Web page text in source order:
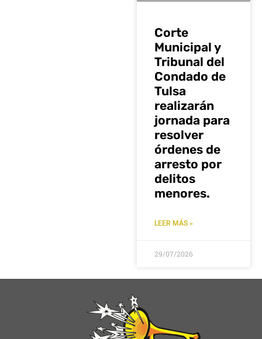
Corte
Municipal y
Tribunal del
Condado de
Tulsa
realizarán
jornada para
resolver
órdenes de
arresto por
delitos
menores.
LEER MÁS »
29/07/2026